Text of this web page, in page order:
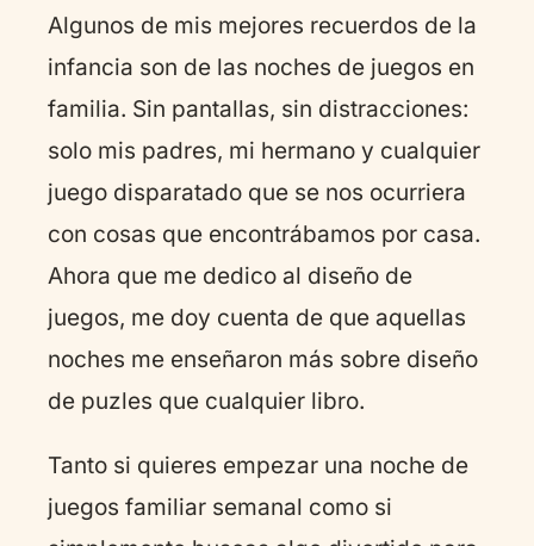
Algunos de mis mejores recuerdos de la
infancia son de las noches de juegos en
familia. Sin pantallas, sin distracciones:
solo mis padres, mi hermano y cualquier
juego disparatado que se nos ocurriera
con cosas que encontrábamos por casa.
Ahora que me dedico al diseño de
juegos, me doy cuenta de que aquellas
noches me enseñaron más sobre diseño
de puzles que cualquier libro.
Tanto si quieres empezar una noche de
juegos familiar semanal como si